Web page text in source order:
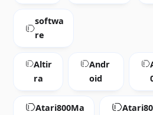
softwa
re
Altir
ra
Andr
oid
Atari800Ma